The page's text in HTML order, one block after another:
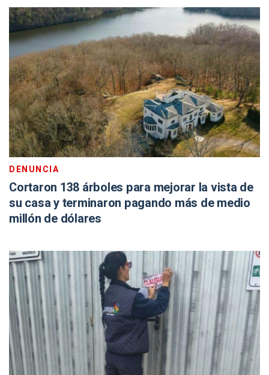
DENUNCIA
Cortaron 138 árboles para mejorar la vista de
su casa y terminaron pagando más de medio
millón de dólares